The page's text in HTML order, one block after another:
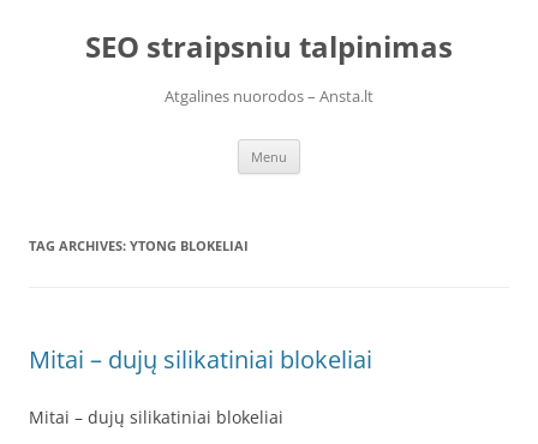
contentSEO straipsniu talpinimas
Atgalines nuorodos – Ansta.lt
Menu
TAG ARCHIVES: YTONG BLOKELIAI
Mitai – dujų silikatiniai blokeliai
Mitai – dujų silikatiniai blokeliai